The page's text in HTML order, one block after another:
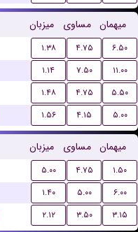
میزبان مساوی میهمان
۱.۳۸ ۴.۷۵
۶.۵۰
۱.۱۴ ۷.۵۰
۱۱.۰۰
۱.۴۸ ۴.۷۵
۵.۵۰
۱.۵۶ ۴.۱۵ ۵.۰۰
میزبان مساوی میهمان
۵.۰۰ ۴.۷۵
۱.۵۰
۱.۴۰ ۵.۰۰
۶.۰۰
۲.۱۲ ۳.۵۰ ۳.۱۵